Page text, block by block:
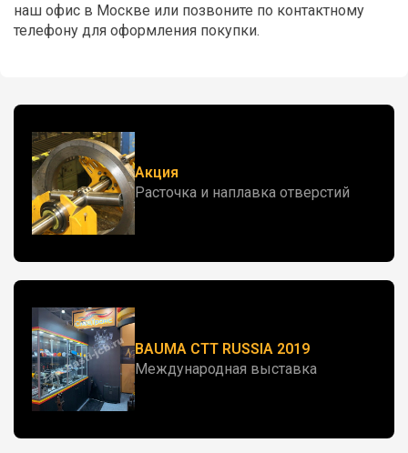
наш офис в Москве или позвоните по контактному
телефону для оформления покупки.
Акция
Расточка и наплавка отверстий
BAUMA CTT RUSSIA 2019
Международная выставка